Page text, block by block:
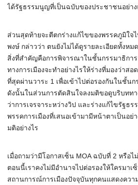
ได้รัฐธรรมนูญที่เป็นฉบับของประชาชนอย่าง
ส่วนสุดท้ายจะตีตกร่างแก้ไขของพรรคภูมิใจ
พงษ์ กล่าวว่า ตนยังไม่ได้ดูรายละเอียดทั้งห
สิ่งที่สำคัญคือการพิจารณาในชั้นกรรมาธิกา
ทางการเมืองจะทำอย่างไรให้ร่างที่มองว่าส
ที่สุดผ่านวาระ 1 เพื่อเข้าไปต่อรองกันในชั้นก
ดังนั้นในส่วนการตัดสินใจลงมติขอดูบริบททา
ว่าการเจรจาระหว่างวิป และร่างแก้ไขรัฐธ
พรรคการเมืองที่เสนอเข้ามามีหน้าตาเป็นอย่
มติอย่างไร
เมื่อถามว่ามีโอกาสเซ็น MOA ฉบับที่ 2 หรือ
ตอนนี้เราคงไม่มีอำนาจไปต่อรองให้ใครมาเ
สถานการณ์การเมืองปัจจุบันทุกคนแสดงควา